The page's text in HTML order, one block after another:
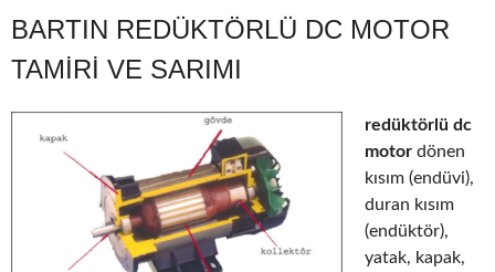
BARTIN REDÜKTÖRLÜ DC MOTOR
TAMIRI VE SARIMI
redüktörlü dc
motor dönen
kısım (endüvi),
duran kısım
(endüktör),
yatak, kapak,